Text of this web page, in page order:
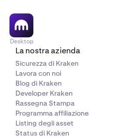
Desktop
La nostra azienda
Sicurezza di Kraken
Lavora con noi
Blog di Kraken
Developer Kraken
Rassegna Stampa
Programma affiliazione
Listing degli asset
Status di Kraken